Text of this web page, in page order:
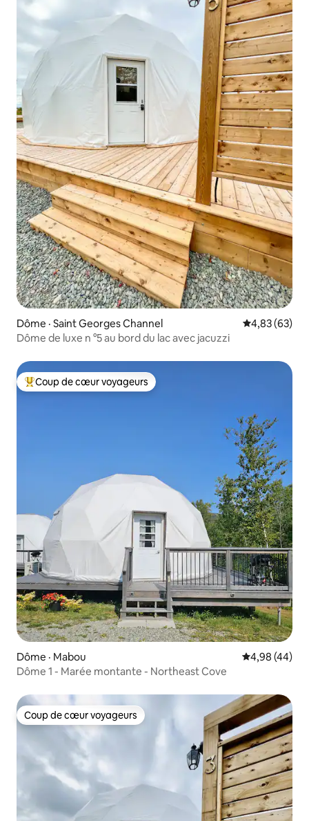
Dôme · Saint Georges Channel Note
4,83 (63)
Dôme de luxe n °5 au bord du lac avec jacuzzi
Coup de cœur voyageurs parmi les plus aimés
Coup de cœur voyageurs
Dôme · Mabou Note
4,98 (44)
Dôme 1 - Marée montante - Northeast Cove
Coup de cœur voyageurs
Coup de cœur voyageurs